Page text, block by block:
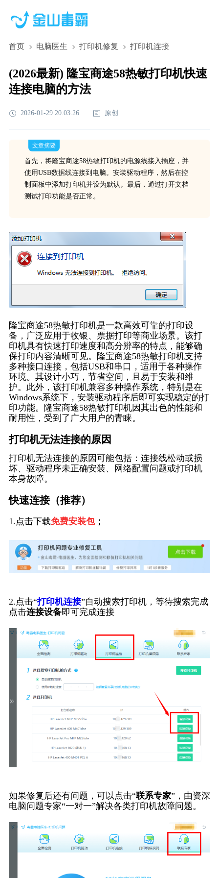
首页 电脑医生 打印机修复 打印机连接
(2026最新) 隆宝商途58热敏打印机快速
连接电脑的方法
2026-01-29 20:03:26 原创
文章摘要
首先，将隆宝商途58热敏打印机的电源线接入插座，并
使用USB数据线连接到电脑。安装驱动程序，然后在控
制面板中添加打印机并设为默认。最后，通过打开文档
测试打印功能是否正常。
隆宝商途58热敏打印机是一款高效可靠的打印设
备，广泛应用于收银、票据打印等商业场景。该打
印机具有快速打印速度和高分辨率的特点，能够确
保打印内容清晰可见。隆宝商途58热敏打印机支持
多种接口连接，包括USB和串口，适用于各种操作
环境。其设计小巧，节省空间，且易于安装和维
护。此外，该打印机兼容多种操作系统，特别是在
Windows系统下，安装驱动程序后即可实现稳定的打
印功能。隆宝商途58热敏打印机因其出色的性能和
耐用性，受到了广大用户的青睐。
打印机无法连接的原因
打印机无法连接的原因可能包括：连接线松动或损
坏、驱动程序未正确安装、网络配置问题或打印机
本身故障。
快速连接（推荐）
1.点击下载免费安装包；
2.点击“打印机连接”自动搜索打印机，等待搜索完成
点击连接设备即可完成连接
如果修复后还有问题，可以点击“联系专家”，由资深
电脑问题专家“一对一”解决各类打印机故障问题。